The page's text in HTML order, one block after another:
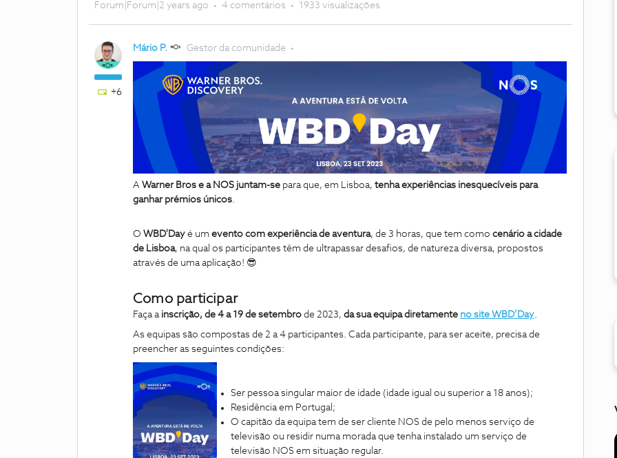
Forum|Forum|2 years ago 4 comentários 1933 visualizações
+6
Mário P. Gestor da comunidade
A Warner Bros e a NOS juntam-se para que, em Lisboa, tenha experiências inesquecíveis para
ganhar prémios únicos.
O WBD'Day é um evento com experiência de aventura, de 3 horas, que tem como cenário a cidade
de Lisboa, na qual os participantes têm de ultrapassar desafios, de natureza diversa, propostos
através de uma aplicação! 😎
Como participar
Faça a inscrição, de 4 a 19 de setembro de 2023, da sua equipa diretamente no site WBD’Day.
As equipas são compostas de 2 a 4 participantes. Cada participante, para ser aceite, precisa de
preencher as seguintes condições:
Ser pessoa singular maior de idade (idade igual ou superior a 18 anos);
Residência em Portugal;
O capitão da equipa tem de ser cliente NOS de pelo menos serviço de
televisão ou residir numa morada que tenha instalado um serviço de
televisão NOS em situação regular.